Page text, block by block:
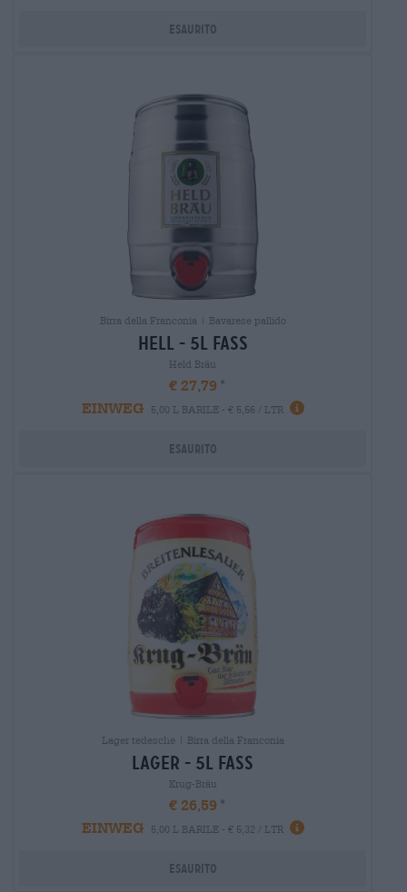
Esaurito
Birra della Franconia | Bavarese pallido
hell - 5l fass
Held Bräu
€ 27,79
EINWEG
5,00 L BARILE - € 5,56 / LTR
Esaurito
Lager tedesche | Birra della Franconia
lager - 5l fass
Krug-Bräu
€ 26,59
EINWEG
5,00 L BARILE - € 5,32 / LTR
Esaurito